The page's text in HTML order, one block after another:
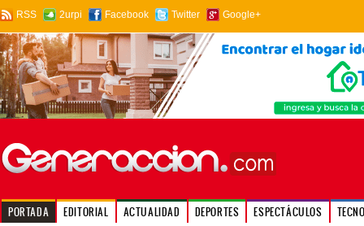
RSS 2urpi Facebook Twitter Google+
PORTADA EDITORIAL ACTUALIDAD DEPORTES ESPECTÁCULOS